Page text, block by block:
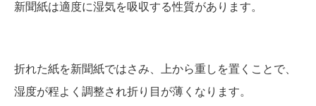
新聞紙は適度に湿気を吸収する性質があります。
折れた紙を新聞紙ではさみ、上から重しを置くことで、
湿度が程よく調整され折り目が薄くなります。